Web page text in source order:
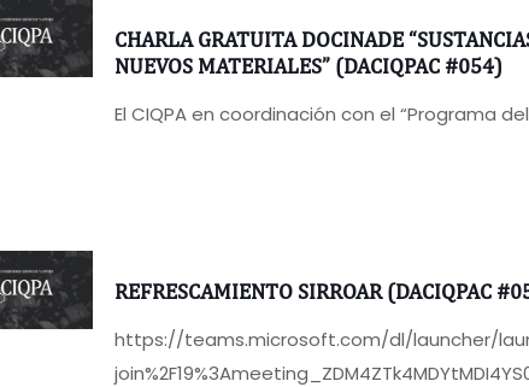
CHARLA GRATUITA DOCINADE
NUEVOS MATERIALES” (DACIQPAC #054)
El CIQPA en coordinación con el “Programa
REFRESCAMIENTO SIRROAR (DACIQPAC
https://teams.microsoft.com/dl/launcher/